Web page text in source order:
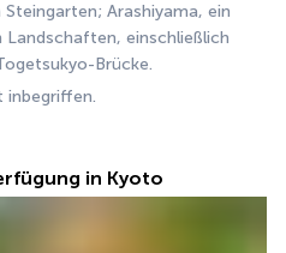
Arashiyama, ein
einschließlich
Brücke.
inbegriffen.
in Kyoto